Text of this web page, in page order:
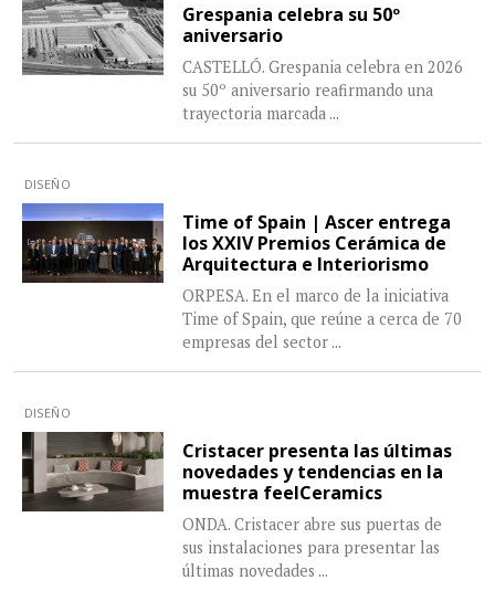
Grespania celebra su 50º
aniversario
CASTELLÓ. Grespania celebra en 2026
su 50º aniversario reafirmando una
trayectoria marcada ...
DISEÑO
Time of Spain | Ascer entrega
los XXIV Premios Cerámica de
Arquitectura e Interiorismo
ORPESA. En el marco de la iniciativa
Time of Spain, que reúne a cerca de 70
empresas del sector ...
DISEÑO
Cristacer presenta las últimas
novedades y tendencias en la
muestra feelCeramics
ONDA. Cristacer abre sus puertas de
sus instalaciones para presentar las
últimas novedades ...